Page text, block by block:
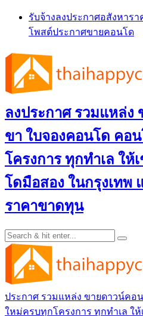
Skip
content
รับจ้างลงประกาศอสังหาร
โพสต์ประกาศขายคอนโด
ลงประกาศ รวมแหล่ง
ขา ใบจองคอนโด คอ
โครงการ ทุกทำเล ใ
โดมือสอง ในกรุงเทพ
ราคาขาดทุน
ประกาศ รวมแหล่ง ขายดาวน์คอ
ใหม่ครบทุกโครงการ ทุกทำเล ใ